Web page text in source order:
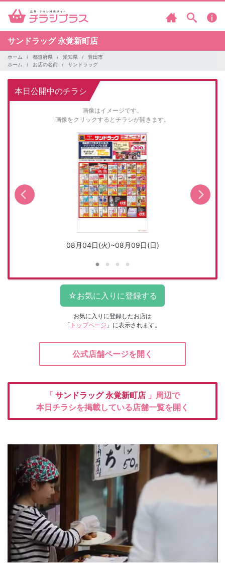
サンドラッグ 永覚新町店
ホーム 都道府県 愛知県
豊田市
ホーム
お店の名前 サンドラッグ
本日公開中のチラシ
画像はイメージです。
画像をクリックするとチラシが開きます。
08月04日(火)~08月09日(日)
お気に入りに登録したお店は
「 トップページ 」に表示されます。
公式店舗ページを開く
「 サンドラッグ 永覚新町店 」周辺で
本日チラシを掲載している店舗一覧を開く